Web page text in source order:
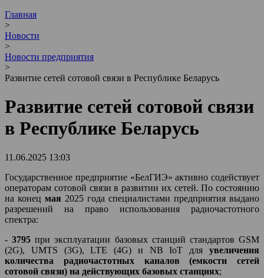
Главная
>
Новости
>
Новости предприятия
>
Развитие сетей сотовой связи в Республике Беларусь
Развитие сетей сотовой связи
в Республике Беларусь
11.06.2025 13:03
Государственное предприятие «БелГИЭ» активно содействует
операторам сотовой связи в развитии их сетей. По состоянию
на конец мая 2025 года специалистами предприятия выдано
разрешений на право использования радиочастотного
спектра:
-3795при эксплуатации базовых станций стандартов GSM
(2G), UMTS (3G), LTE (4G) и NB IoT для увеличения
количества радиочастотных каналов (емкости сетей
сотовой связи) на действующих базовых станциях;